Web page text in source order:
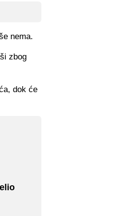
nema.
zbog
dok će